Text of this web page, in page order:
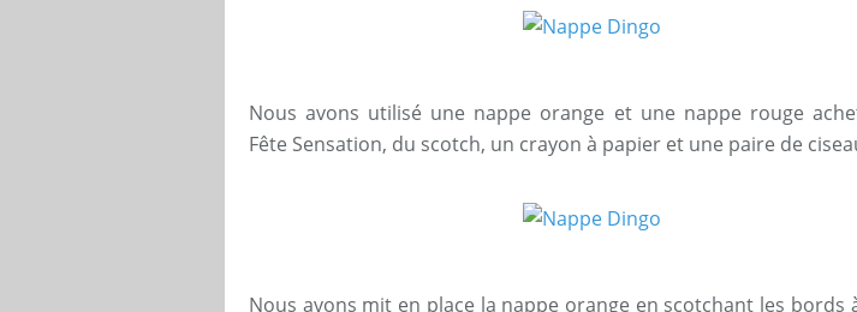
Nous avons utilisé une nappe orange et une nappe rouge
Fête Sensation, du scotch, un crayon à papier et une paire de
Nous avons mit en place la nappe orange en scotchant les bords